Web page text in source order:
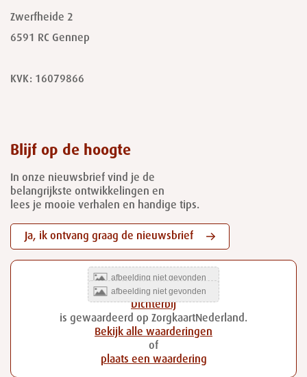
Zwerfheide 2
6591 RC Gennep
KVK: 16079866
Blijf op de hoogte
In onze nieuwsbrief vind je de
belangrijkste ontwikkelingen en
lees je mooie verhalen en handige tips.
Ja, ik ontvang graag de nieuwsbrief
Dichterbij
is gewaardeerd op ZorgkaartNederland.
Bekijk alle waarderingen
of
plaats een waardering